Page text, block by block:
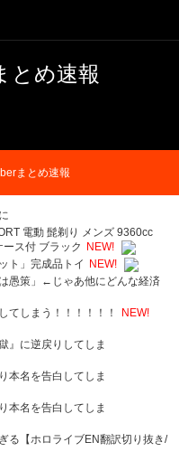
とめ速報
まとめ速報
電動 髭剃り メンズ 9360cc
ス付 ブラック NEW!
ト」完成品トイ NEW!
愚策」←じゃあ他にどんな経済
てしまう！！！！！！
NEW!
』に逆戻りしてしま
本名を告白してしま
本名を告白してしま
る【ホロライブEN翻訳切り抜き/